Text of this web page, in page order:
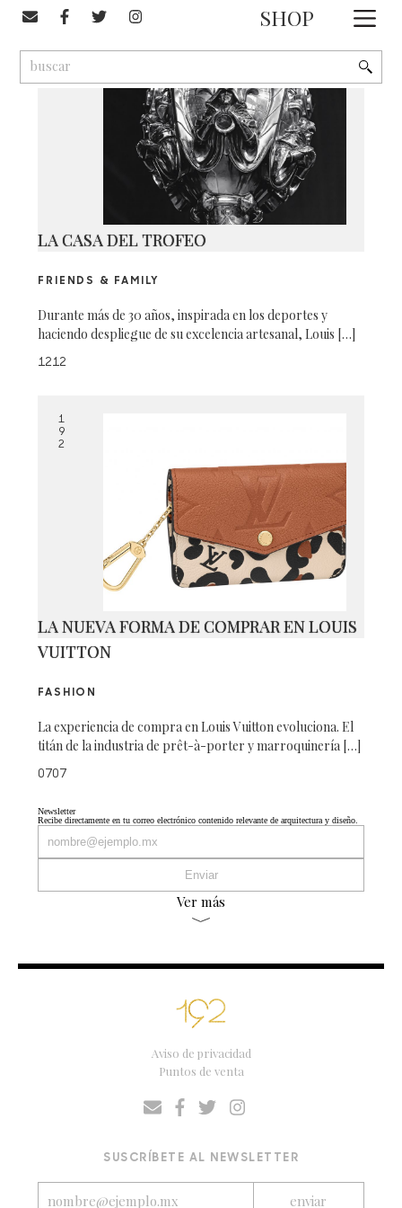
SHOP
LA CASA DEL TROFEO
FRIENDS & FAMILY
Durante más de 30 años, inspirada en los deportes y
haciendo despliegue de su excelencia artesanal, Louis […]
1212
1
9
2
LA NUEVA FORMA DE COMPRAR EN LOUIS
VUITTON
FASHION
La experiencia de compra en Louis Vuitton evoluciona. El
titán de la industria de prêt-à-porter y marroquinería […]
0707
Newsletter
Recibe directamente en tu correo electrónico contenido relevante de arquitectura y diseño.
Ver más
Aviso de privacidad
Puntos de venta
SUSCRÍBETE AL NEWSLETTER